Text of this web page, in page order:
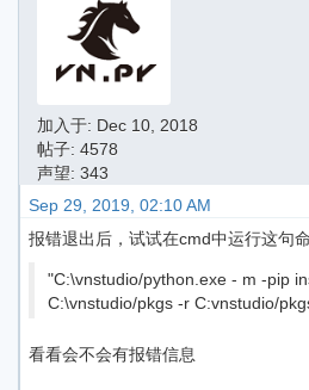
加入于: Dec 10, 2018
帖子: 4578
声望: 343
Sep 29, 2019, 02:10 AM
报错退出后，试试在cmd中运行这句
"C:\vnstudio/python.exe - m -pip
C:\vnstudio/pkgs -r C:vnstudio/
看看会不会有报错信息